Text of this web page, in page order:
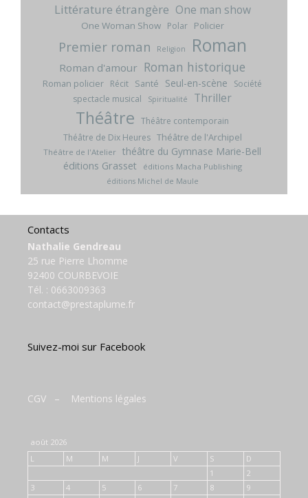
Littérature étrangère One man show
One Woman Show Polar Policier
Premier roman Religion Roman
Roman d'amour Roman historique
Roman policier Récit Santé Seul-en-scène
Société
spectacle musical
Spiritualité Thriller
Théâtre Théâtre contemporain
Théâtre de Dix Heures Théâtre de l'Archipel
Théâtre de l'Atelier théâtre du Gymnase Marie-Bell
éditions Grasset
éditions Macha Publishing
éditions Michel de Maule
Contacts
Nathalie Gendreau
25 rue Pierre Lhomme
92400 COURBEVOIE
Tél. : 0663009363
contact@prestaplume.fr
Suivez-moi sur Facebook
CGV – Mentions légales
août 2026
L
M M J V S
D
1
2
3
4 5 6 7 8
9